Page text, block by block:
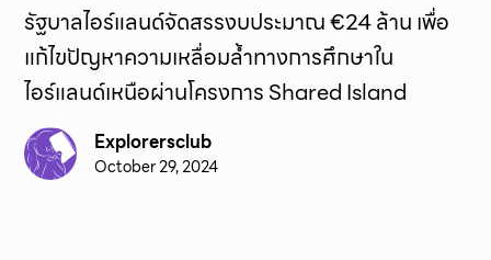
รัฐบาลไอร์แลนด์จัดสรรงบประมาณ €24 ล้าน เพื่อ
แก้ไขปัญหาความเหลื่อมล้ำทางการศึกษาใน
ไอร์แลนด์เหนือผ่านโครงการ Shared Island
Explorersclub
October 29, 2024